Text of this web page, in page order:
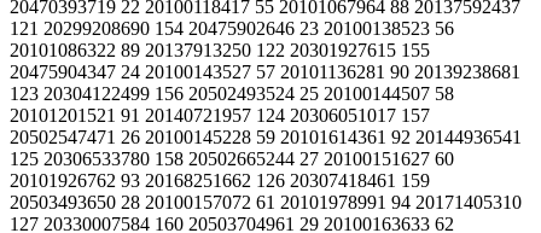
20470393719 22 20100118417 55 20101067964 88 20137592437
121 20299208690 154 20475902646 23 20100138523 56
20101086322 89 20137913250 122 20301927615 155
20475904347 24 20100143527 57 20101136281 90 20139238681
123 20304122499 156 20502493524 25 20100144507 58
20101201521 91 20140721957 124 20306051017 157
20502547471 26 20100145228 59 20101614361 92 20144936541
125 20306533780 158 20502665244 27 20100151627 60
20101926762 93 20168251662 126 20307418461 159
20503493650 28 20100157072 61 20101978991 94 20171405310
127 20330007584 160 20503704961 29 20100163633 62